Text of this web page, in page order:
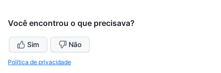
Você encontrou o que precisava?
Sim Não
Política de privacidade